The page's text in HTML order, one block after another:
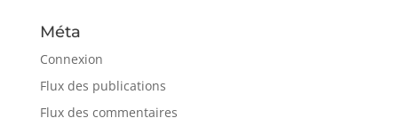
Méta
Connexion
Flux des publications
Flux des commentaires